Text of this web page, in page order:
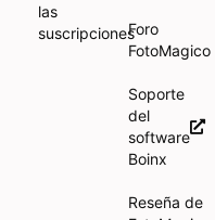
las
suscripcionesForo
FotoMagico
Soporte
del
software
Boinx
Reseña de